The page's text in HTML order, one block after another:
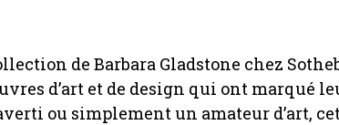
de Barbara Gladstone chez
d’art et de design qui ont marqué
ou simplement un amateur d’art,